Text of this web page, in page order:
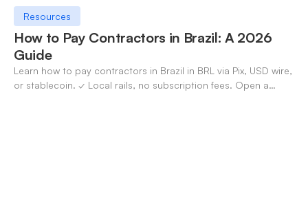
Resources
How to Pay Contractors in Brazil: A 2026
Guide
Learn how to pay contractors in Brazil in BRL via Pix, USD wire,
or stablecoin. ✓ Local rails, no subscription fees. Open a